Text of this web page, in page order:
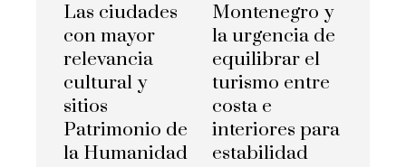
Las ciudades
con mayor
relevancia
cultural y
sitios
Patrimonio de
la Humanidad
Montenegro y
la urgencia de
equilibrar el
turismo entre
costa e
interiores para
estabilidad